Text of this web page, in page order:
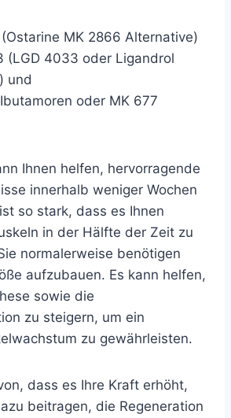
MK 2866 Alternative)
(LGD 4033 oder Ligandrol
und
oder MK 677
Ihnen helfen, hervorragende
innerhalb weniger Wochen
so stark, dass es Ihnen
in der Hälfte der Zeit zu
normalerweise benötigen
aufzubauen. Es kann helfen,
sowie die
zu steigern, um ein
zu gewährleisten.
dass es Ihre Kraft erhöht,
beitragen, die Regeneration